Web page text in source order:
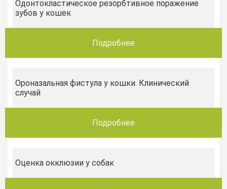
Одонтокластическое резорбтивное поражение
зубов у кошек
Подробнее
Ороназальная фистула у кошки. Клинический
случай
Подробнее
Оценка окклюзии у собак